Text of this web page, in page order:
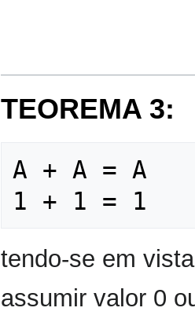
TEOREMA 3:
A + A = A
tendo-se em
assumir valor 0